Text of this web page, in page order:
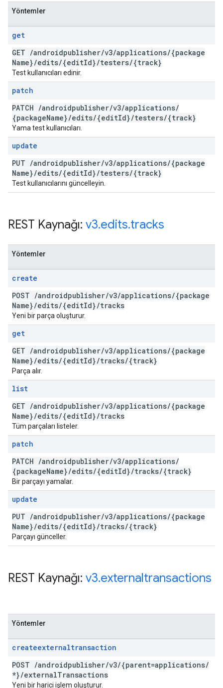
Yöntemler
get
GET /androidpublisher/v3/applications/{package
Name}/edits/{editId}/testers/{track}
Test kullanıcıları edinir.
patch
PATCH /androidpublisher/v3/applications/
{packageName}/edits/{editId}/testers/{track}
Yama test kullanıcıları.
update
PUT /androidpublisher/v3/applications/{package
Name}/edits/{editId}/testers/{track}
Test kullanıcılarını güncelleyin.
REST Kaynağı: v3.edits.tracks
Yöntemler
create
POST /androidpublisher/v3/applications/{package
Name}/edits/{editId}/tracks
Yeni bir parça oluşturur.
get
GET /androidpublisher/v3/applications/{package
Name}/edits/{editId}/tracks/{track}
Parça alır.
list
GET /androidpublisher/v3/applications/{package
Name}/edits/{editId}/tracks
Tüm parçaları listeler.
patch
PATCH /androidpublisher/v3/applications/
{packageName}/edits/{editId}/tracks/{track}
Bir parçayı yamalar.
update
PUT /androidpublisher/v3/applications/{package
Name}/edits/{editId}/tracks/{track}
Parçayı günceller.
REST Kaynağı: v3.externaltransactions
Yöntemler
createexternaltransaction
POST /androidpublisher/v3/{parent=applications/
*}/externalTransactions
Yeni bir harici işlem oluşturur.